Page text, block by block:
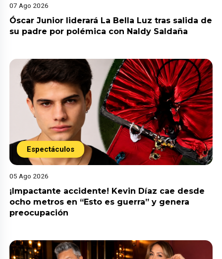
07 Ago 2026
Óscar Junior liderará La Bella Luz tras salida de
su padre por polémica con Naldy Saldaña
Espectáculos
05 Ago 2026
¡Impactante accidente! Kevin Díaz cae desde
ocho metros en “Esto es guerra” y genera
preocupación